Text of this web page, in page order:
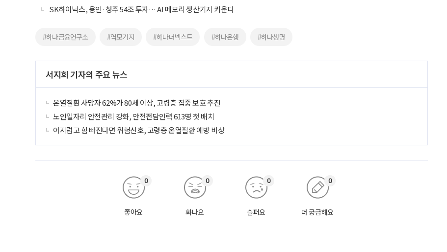
SK하이닉스, 용인·청주 54조 투자… AI 메모리 생산기지 키운다
#하나금융연구소 #역모기지 #하나더넥스트 #하나은행 #하나생명
서지희 기자의 주요 뉴스
온열질환 사망자 62%가 80세 이상, 고령층 집중 보호 추진
노인일자리 안전관리 강화, 안전전담인력 613명 첫 배치
어지럽고 힘 빠진다면 위험신호, 고령층 온열질환 예방 비상
좋아요
0
화나요
0
슬퍼요
0
더 궁금해요
0